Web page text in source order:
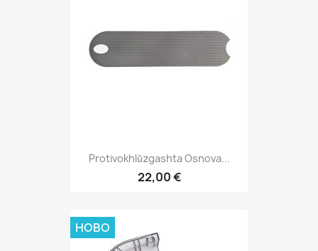
Protivokhlŭzgashta Osnova...
22,00 €
НОВО